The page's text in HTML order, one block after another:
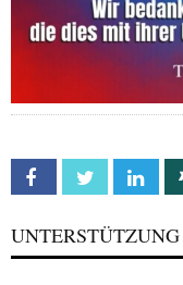
Facebook Twitter
UNTERSTÜTZUNG